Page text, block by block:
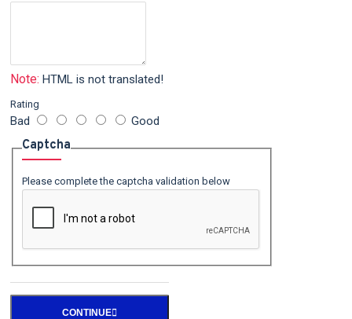
Note: HTML is not translated!
Rating
Bad Good
Captcha
Please complete the captcha validation below
CONTINUE